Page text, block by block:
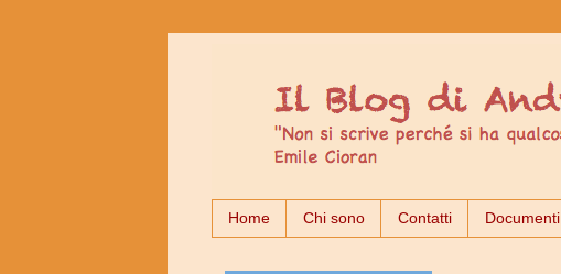
Home Chi sono Contatti Documenti